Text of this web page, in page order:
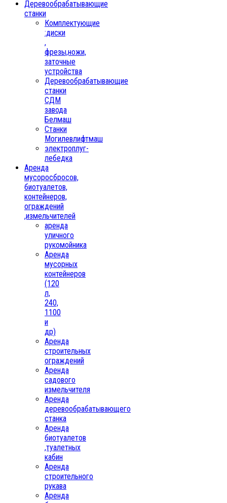
Деревообрабатывающие
станки
Комплектующие
:диски
,
фрезы,ножи,
заточные
устройства
Деревообрабатывающие
станки
СДМ
завода
Белмаш
Станки
Могилевлифтмаш
электроплуг-
лебедка
Аренда
мусоросбросов,
биотуалетов,
контейнеров,
ограждений
,измельчителей
аренда
уличного
рукомойника
Аренда
мусорных
контейнеров
(120
л,
240,
1100
и
др)
Аренда
строительных
ограждений
Аренда
садового
измельчителя
Аренда
деревообрабатывающего
станка
Аренда
биотуалетов
,туалетных
кабин
Аренда
строительного
рукава
Аренда